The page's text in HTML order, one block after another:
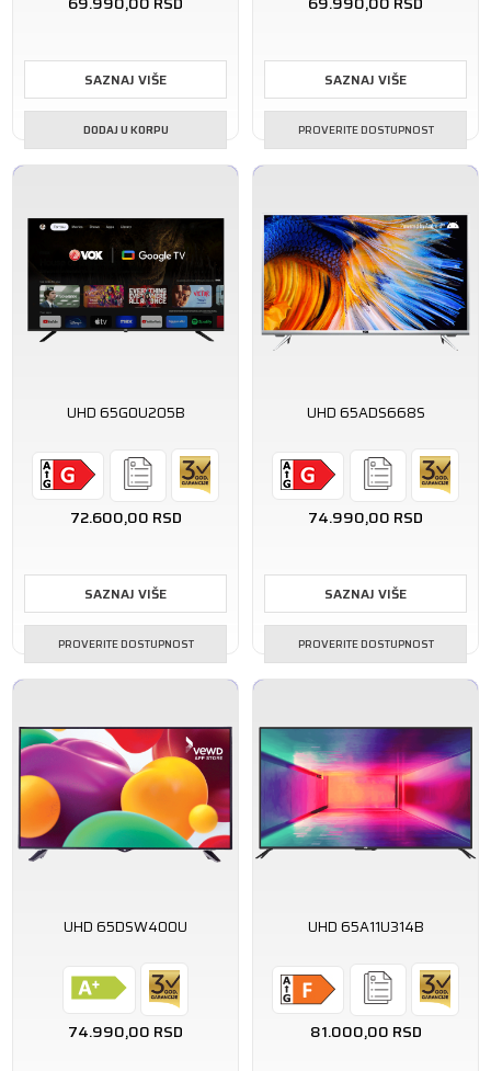
SAZNAJ VIŠE
DODAJ U KORPU
SAZNAJ VIŠE
PROVERITE DOSTUPNOST
UHD 65GOU205B
72.600,00 RSD
SAZNAJ VIŠE
PROVERITE DOSTUPNOST
UHD 65ADS668S
74.990,00 RSD
SAZNAJ VIŠE
PROVERITE DOSTUPNOST
UHD 65DSW400U
74.990,00 RSD
UHD 65A11U314B
81.000,00 RSD